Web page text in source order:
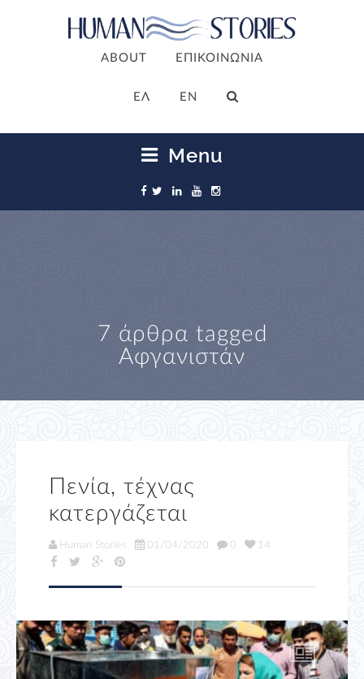
ABOUT ΕΠΙΚΟΙΝΩΝΙΑ
ΕΛ EN
Menu
7 άρθρα tagged
Αφγανιστάν
Πενία, τέχνας
κατεργάζεται
Human Stories 01/04/2020 0 14